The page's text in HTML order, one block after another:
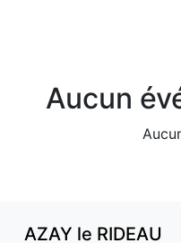
Aucun
AZAY le RIDEAU